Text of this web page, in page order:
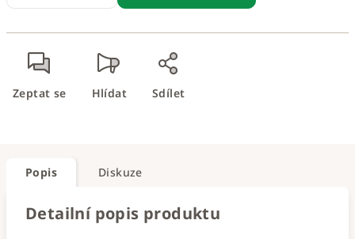
Zeptat se Hlídat Sdílet
Popis Diskuze
Detailní popis produktu